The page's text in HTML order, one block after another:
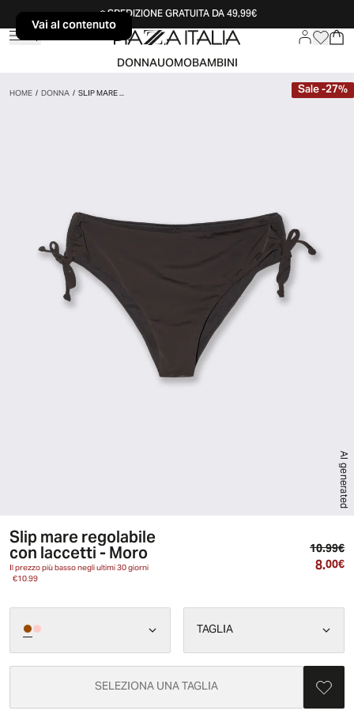
Vai al contenutoSPEDIZIONE GRATUITA DA 49,99€
DONNAUOMOBAMBINI
HOME/DONNA/SLIP MARE ...
AI generated
Sale-27%
Slip mare regolabile
con laccetti - Moro
Il prezzo più basso negli ultimi 30 giorni
€10.99
10.99€
8.00€
TAGLIA
SELEZIONA UNA TAGLIA
Vai al contenuto